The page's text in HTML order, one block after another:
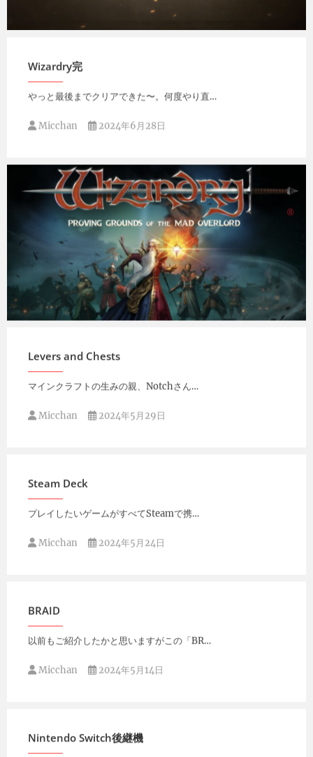
Wizardry完
やっと最後までクリアできた〜。何度やり直…
Micchan 2024年6月28日
Levers and Chests
マインクラフトの生みの親、Notchさん…
Micchan 2024年5月29日
Steam Deck
プレイしたいゲームがすべてSteamで携…
Micchan 2024年5月24日
BRAID
以前もご紹介したかと思いますがこの「BR…
Micchan 2024年5月14日
Nintendo Switch後継機